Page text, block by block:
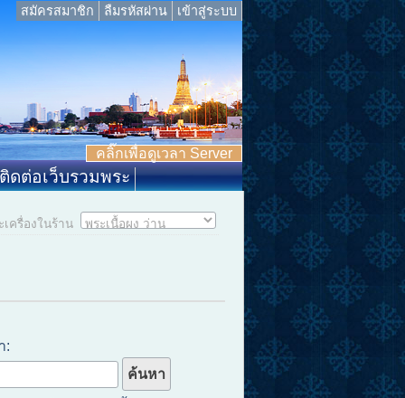
เข้าสู่ระบบ
ลืมรหัสผ่าน
สมัครสมาชิก
คลิ๊กเพื่อดูเวลา Server
ติดต่อเว็บรวมพระ
เครื่องในร้าน
: